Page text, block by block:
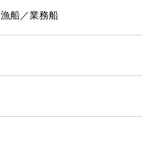
漁船／業務船